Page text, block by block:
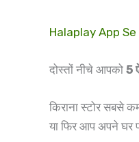
Halaplay App
दोस्तों नीचे आपको 5
किराना स्टोर सबसे
या फिर आप अपने घर